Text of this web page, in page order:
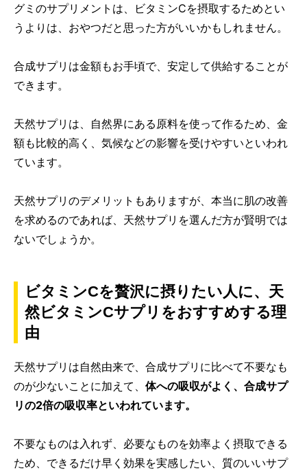
グミのサプリメントは、ビタミンCを摂取するためとい
うよりは、おやつだと思った方がいいかもしれません。
合成サプリは金額もお手頃で、安定して供給することが
できます。
天然サプリは、自然界にある原料を使って作るため、金
額も比較的高く、気候などの影響を受けやすいといわれ
ています。
天然サプリのデメリットもありますが、本当に肌の改善
を求めるのであれば、天然サプリを選んだ方が賢明では
ないでしょうか。
ビタミンCを贅沢に摂りたい人に、天
然ビタミンCサプリをおすすめする理
由
天然サプリは自然由来で、合成サプリに比べて不要なも
のが少ないことに加えて、 体への吸収がよく、合成サプ
リの2倍の吸収率といわれています。
不要なものは入れず、必要なものを効率よく摂取できる
ため、できるだけ早く効果を実感したい、質のいいサプ